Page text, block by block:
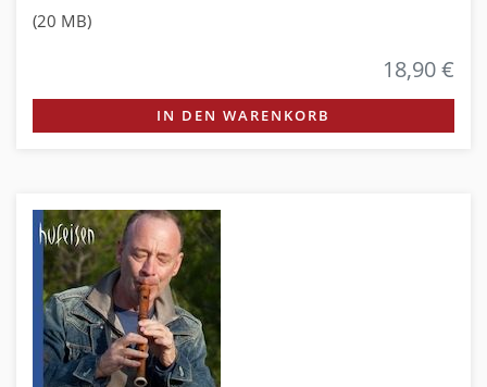
(20 MB)
18,90 €
IN DEN WARENKORB